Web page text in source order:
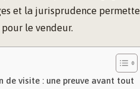
et la jurisprudence
le vendeur.
de visite : une preuve avant tout